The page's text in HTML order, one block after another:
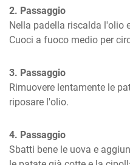
2. Passaggio
Nella padella riscalda l'olio
Cuoci a fuoco medio per
3. Passaggio
Rimuovere lentamente le
riposare l'olio.
4. Passaggio
Sbatti bene le uova e